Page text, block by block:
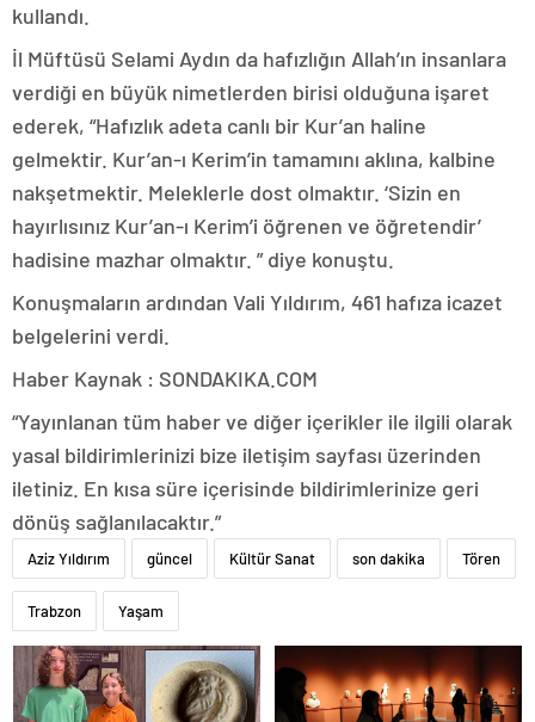
kullandı.
İl Müftüsü Selami Aydın da hafızlığın Allah’ın insanlara
verdiği en büyük nimetlerden birisi olduğuna işaret
ederek, “Hafızlık adeta canlı bir Kur’an haline
gelmektir. Kur’an-ı Kerim’in tamamını aklına, kalbine
nakşetmektir. Meleklerle dost olmaktır. ‘Sizin en
hayırlısınız Kur’an-ı Kerim’i öğrenen ve öğretendir’
hadisine mazhar olmaktır. ” diye konuştu.
Konuşmaların ardından Vali Yıldırım, 461 hafıza icazet
belgelerini verdi.
Haber Kaynak : SONDAKIKA.COM
“Yayınlanan tüm haber ve diğer içerikler ile ilgili olarak
yasal bildirimlerinizi bize iletişim sayfası üzerinden
iletiniz. En kısa süre içerisinde bildirimlerinize geri
dönüş sağlanılacaktır.”
Aziz Yıldırım güncel Kültür Sanat son dakika Tören
Trabzon Yaşam